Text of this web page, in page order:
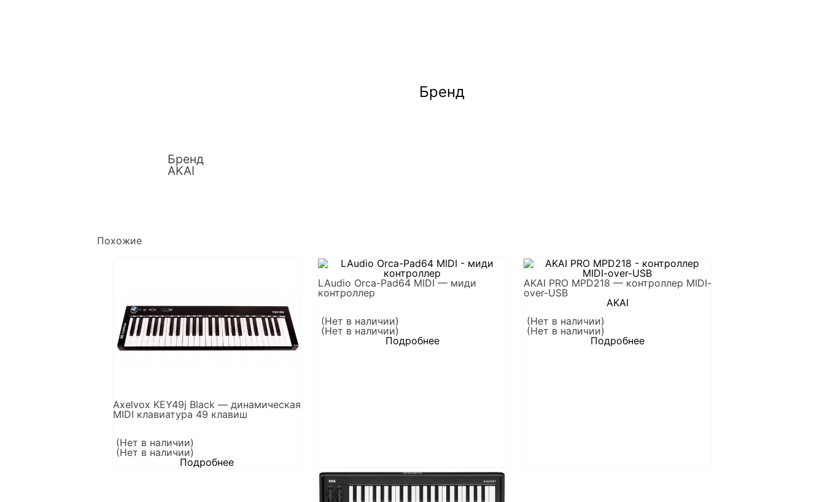
Бренд
Бренд
AKAI
Похожие
Axelvox KEY49j Black — динамическая
MIDI клавиатура 49 клавиш
(Нет в наличии)
(Нет в наличии)
Подробнее
LAudio Orca-Pad64 MIDI — миди
контроллер
(Нет в наличии)
(Нет в наличии)
Подробнее
AKAI PRO MPD218 — контроллер MIDI-
over-USB
AKAI
(Нет в наличии)
(Нет в наличии)
Подробнее